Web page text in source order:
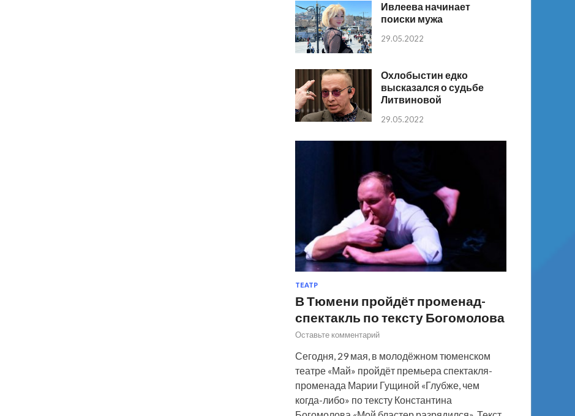
Ивлеева начинает
поиски мужа
29.05.2022
Охлобыстин едко
высказался о судьбе
Литвиновой
29.05.2022
ТЕАТР
В Тюмени пройдёт променад-
спектакль по тексту Богомолова
Оставьте комментарий
Сегодня, 29 мая, в молодёжном тюменском
театре «Май» пройдёт премьера спектакля-
променада Марии Гущиной «Глубже, чем
когда-либо» по тексту Константина